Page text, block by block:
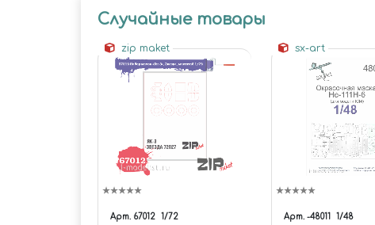
Случайные товары
zip maket
Арт. 67012 1/72
sx-art
Арт. -48011 1/48